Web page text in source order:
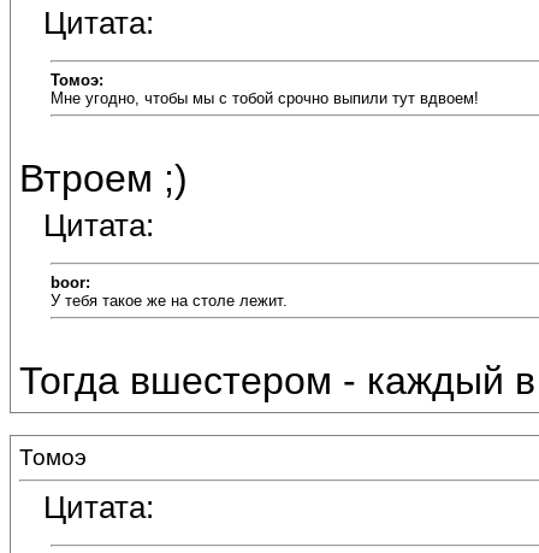
Цитата:
Томоэ:
Мне угодно, чтобы мы с тобой срочно выпили тут вдвоем!
Втроем ;)
Цитата:
boor:
У тебя такое же на столе лежит.
Тогда вшестером - каждый
Томоэ
Цитата: